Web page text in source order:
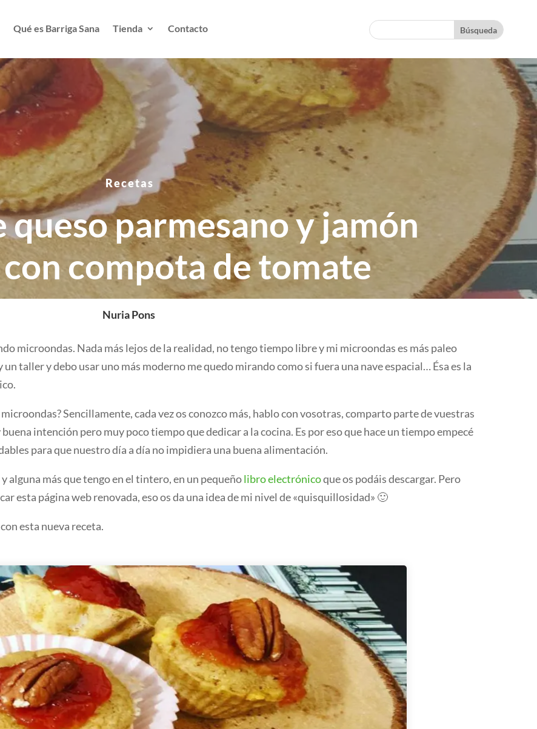
Qué es Barriga Sana Tienda Contacto
Recetas
parmesano y jamón
compota de tomate
Nuria Pons
microondas. Nada más lejos de la realidad, no tengo tiempo libre y mi microondas es más paleo
un taller y debo usar uno más moderno me quedo mirando como si fuera una nave espacial… Ésa es la
Sencillamente, cada vez os conozco más, hablo con vosotras, comparto parte de vuestras
intención pero muy poco tiempo que dedicar a la cocina. Es por eso que hace un tiempo empecé
para que nuestro día a día no impidiera una buena alimentación.
alguna más que tengo en el tintero, en un pequeñolibro electrónicoque os podáis descargar. Pero
esta página web renovada, eso os da una idea de mi nivel de «quisquillosidad» 🙂
esta nueva receta.